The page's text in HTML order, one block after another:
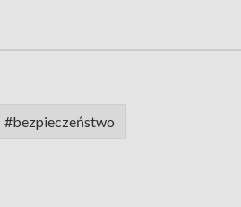
#bezpieczeństwo